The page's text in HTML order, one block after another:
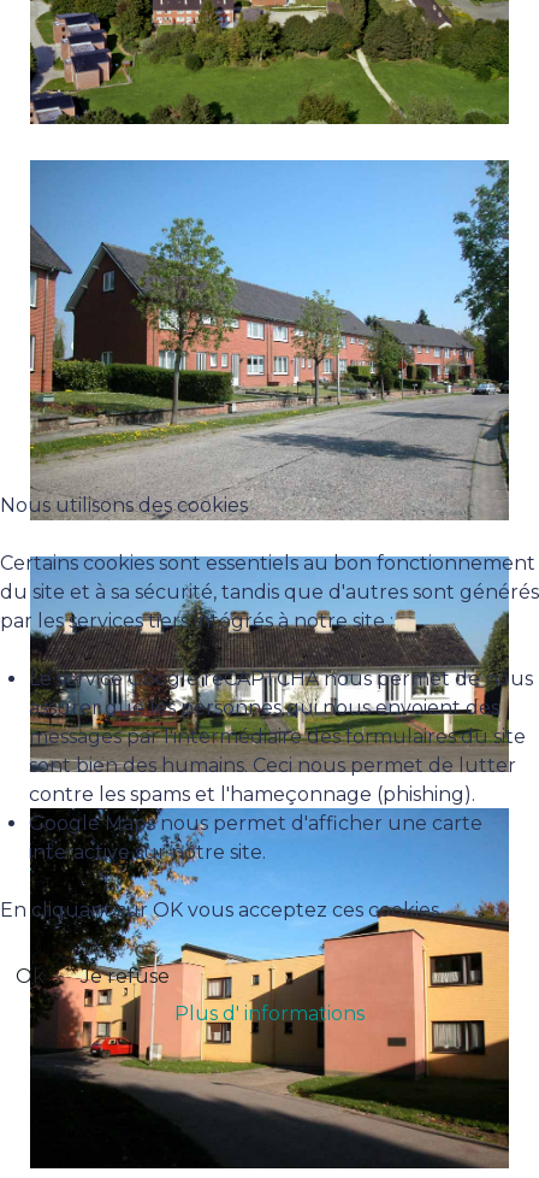
Nous utilisons des cookies
Certains cookies sont essentiels au bon fonctionnement
du site et à sa sécurité, tandis que d'autres sont générés
par les services tiers intégrés à notre site :
Le service Google reCAPTCHA nous permet de nous
assurer que les personnes qui nous envoient des
messages par l'intermédiaire des formulaires du site
sont bien des humains. Ceci nous permet de lutter
contre les spams et l'hameçonnage (phishing).
Google Maps nous permet d'afficher une carte
interactive sur notre site.
En cliquant sur OK vous acceptez ces cookies
Ok
Je refuse
Plus d' informations